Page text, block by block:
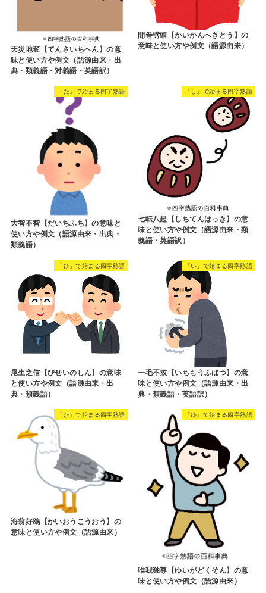
天災地変【てんさいちへん】の意
味と使い方や例文（語源由来・出
典・類義語・対義語・英語訳）
開巻劈頭【かいかんへきとう】の
意味と使い方や例文（語源由来）
「た」で始まる四字熟語
大智不智【だいちふち】の意味と
使い方や例文（語源由来・出典・
類義語）
「し」で始まる四字熟語
七転八起【しちてんはっき】の意
味と使い方や例文（語源由来・類
義語・英語訳）
「ひ」で始まる四字熟語
尾生之信【びせいのしん】の意味
と使い方や例文（語源由来・出
典・類義語）
「い」で始まる四字熟語
一毛不抜【いちもうふばつ】の意
味と使い方や例文（語源由来・出
典・類義語・英語訳）
「か」で始まる四字熟語
海翁好鴎【かいおうこうおう】の
意味と使い方や例文（語源由来）
「ゆ」で始まる四字熟語
唯我独尊【ゆいがどくそん】の意
味と使い方や例文（語源由来）